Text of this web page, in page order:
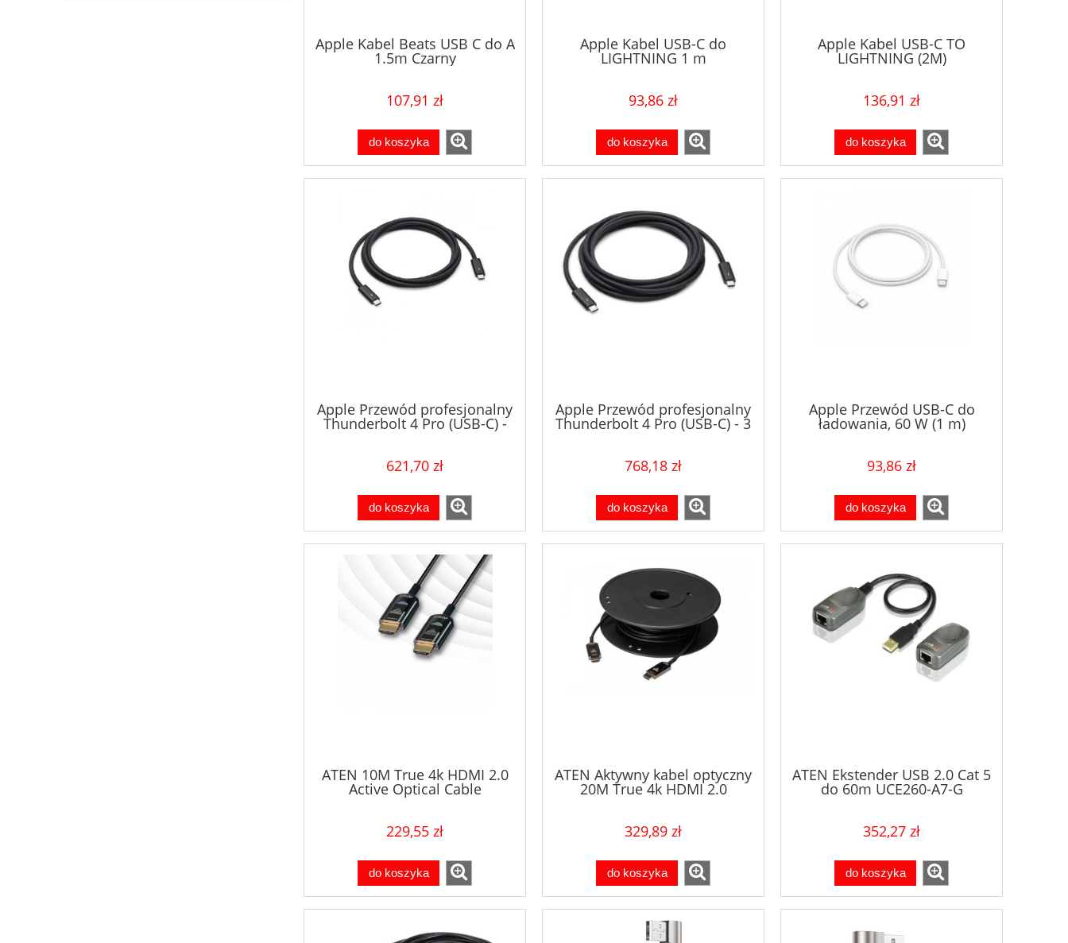
Apple Kabel Beats USB C do A
1.5m Czarny
107,91 zł
do koszyka
Apple Kabel USB-C do
LIGHTNING 1 m
93,86 zł
do koszyka
Apple Kabel USB-C TO
LIGHTNING (2M)
136,91 zł
do koszyka
Apple Przewód profesjonalny
Thunderbolt 4 Pro (USB-C) -
621,70 zł
do koszyka
Apple Przewód profesjonalny
Thunderbolt 4 Pro (USB-C) - 3
768,18 zł
do koszyka
Apple Przewód USB-C do
ładowania, 60 W (1 m)
93,86 zł
do koszyka
ATEN 10M True 4k HDMI 2.0
Active Optical Cable
229,55 zł
do koszyka
ATEN Aktywny kabel optyczny
20M True 4k HDMI 2.0
329,89 zł
do koszyka
ATEN Ekstender USB 2.0 Cat 5
do 60m UCE260-A7-G
352,27 zł
do koszyka